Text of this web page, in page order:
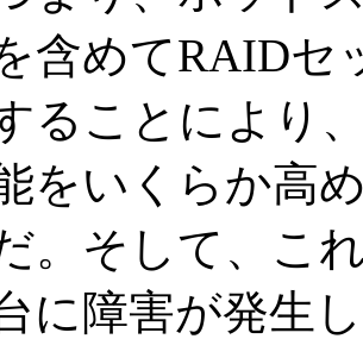
含めてRAIDセ
ることにより
をいくらか高
。そして、こ
に障害が発生